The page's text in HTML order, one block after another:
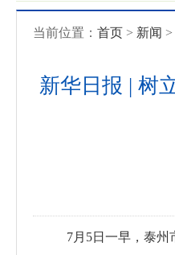
当前位置： 首页 > 新闻 >
新华日报 | 树
7月5日一早，泰